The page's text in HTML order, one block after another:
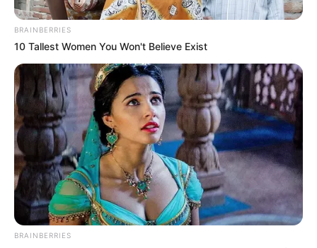
4 Oktober 1994 Langsa,Aceh,Indonesia
Umur:
31 Tahun Pengusaha
Edit
Teuku Ryan adalah seorang aktor yang berasal dari Aceh,
Indonesia. Ia dikenal sejak menjadi suami dari YouTuber Ria
Ricis.
BRAINBERRIES
10 Tallest Women You Won't Believe Exist
BRAINBERRIES